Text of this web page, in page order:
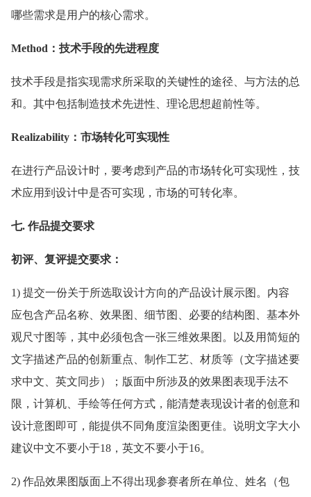
哪些需求是用户的核心需求。
Method：技术手段的先进程度
技术手段是指实现需求所采取的关键性的途径、与方法的总
和。其中包括制造技术先进性、理论思想超前性等。
Realizability：市场转化可实现性
在进行产品设计时，要考虑到产品的市场转化可实现性，技
术应用到设计中是否可实现，市场的可转化率。
七. 作品提交要求
初评、复评提交要求：
1) 提交一份关于所选取设计方向的产品设计展示图。内容
应包含产品名称、效果图、细节图、必要的结构图、基本外
观尺寸图等，其中必须包含一张三维效果图。以及用简短的
文字描述产品的创新重点、制作工艺、材质等（文字描述要
求中文、英文同步）；版面中所涉及的效果图表现手法不
限，计算机、手绘等任何方式，能清楚表现设计者的创意和
设计意图即可，能提供不同角度渲染图更佳。说明文字大小
建议中文不要小于18，英文不要小于16。
2) 作品效果图版面上不得出现参赛者所在单位、姓名（包